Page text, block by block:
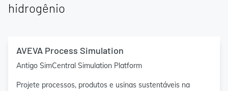
hidrogênio
AVEVA Process Simulation
Antigo SimCentral Simulation Platform
Projete processos, produtos e usinas sustentáveis na